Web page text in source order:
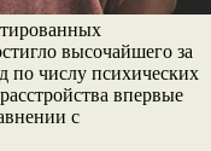
высочайшего за
по числу психических
впервые
с